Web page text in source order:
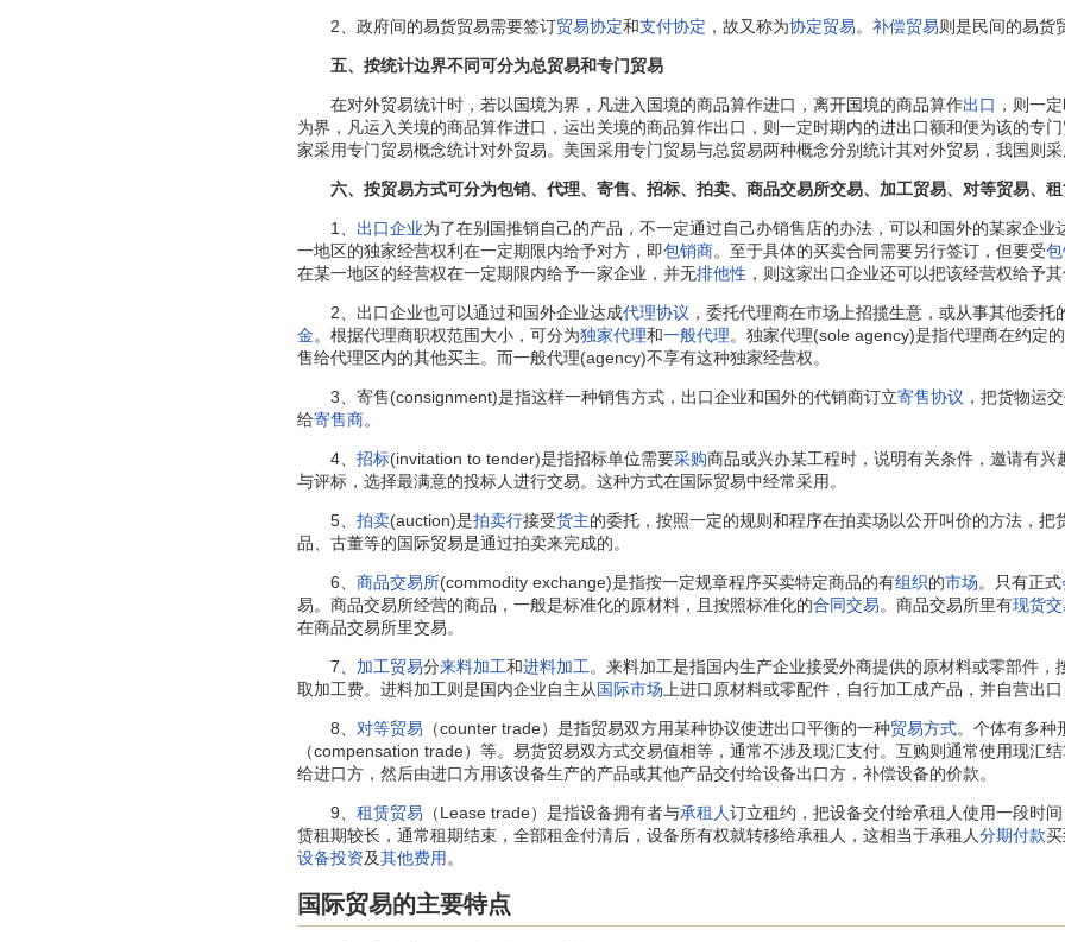
2、政府间的易货贸易需要签订贸易协定和支付协定 ，故又称为协定贸易。 补偿贸易则是民间的易货
五、按统计边界不同可分为总贸易和专门贸易
在对外贸易统计时，若以国境为界，凡进入国境的商品算作进口，离开国境的商品算作出口 ，则一
为界，凡运入关境的商品算作进口，运出关境的商品算作出口，则一定时期内的进出口额和便为该的专
家采用专门贸易概念统计对外贸易。美国采用专门贸易与总贸易两种概念分别统计其对外贸易，我国则采
六、按贸易方式可分为包销、代理、寄售、招标、拍卖、商品交易所交易、加工贸易、对等贸易、租
1、 出口企业为了在别国推销自己的产品，不一定通过自己办销售店的办法，可以和国外的某家企业
一地区的独家经营权利在一定期限内给予对方，即包销商。至于具体的买卖合同需要另行签订，但要受
在某一地区的经营权在一定期限内给予一家企业，并无排他性 ，则这家出口企业还可以把该经营权给予
2、出口企业也可以通过和国外企业达成代理协议 ，委托代理商在市场上招揽生意，或从事其他委
金。根据代理商职权范围大小，可分为独家代理和一般代理。独家代理(sole agency)是指代理商在约定
售给代理区内的其他买主。而一般代理(agency)不享有这种独家经营权。
3、寄售(consignment)是指这样一种销售方式，出口企业和国外的代销商订立寄售协议 ，把货物运
给寄售商。
4、 招标(invitation to tender)是指招标单位需要采购商品或兴办某工程时，说明有关条件，邀请有兴
与评标，选择最满意的投标人进行交易。这种方式在国际贸易中经常采用。
5、 拍卖(auction)是拍卖行接受货主的委托，按照一定的规则和程序在拍卖场以公开叫价的方法，把
品、古董等的国际贸易是通过拍卖来完成的。
6、 商品交易所(commodity exchange)是指按一定规章程序买卖特定商品的有组织的市场。只有正式
易。商品交易所经营的商品，一般是标准化的原材料，且按照标准化的合同交易。商品交易所里有现货交
在商品交易所里交易。
7、 加工贸易分来料加工和进料加工。来料加工是指国内生产企业接受外商提供的原材料或零部件，
取加工费。进料加工则是国内企业自主从 国际市场 上进口原材料或零配件，自行加工成产品，并自营出口
8、 对等贸易 （counter trade）是指贸易双方用某种协议使进出口平衡的一种贸易方式。个体有多种
（compensation trade）等。易货贸易双方式交易值相等，通常不涉及现汇支付。互购则通常使用现汇
给进口方，然后由进口方用该设备生产的产品或其他产品交付给设备出口方，补偿设备的价款。
9、 租赁贸易 （Lease trade）是指设备拥有者与承租人订立租约，把设备交付给承租人使用一段时
赁租期较长，通常租期结束，全部租金付清后，设备所有权就转移给承租人，这相当于承租人分期付款买
设备投资及其他费用 。
国际贸易的主要特点